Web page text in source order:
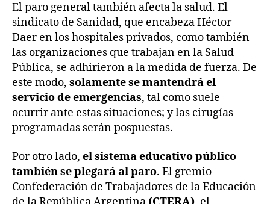
El paro general también afecta la salud. El
sindicato de Sanidad, que encabeza Héctor
Daer en los hospitales privados, como también
las organizaciones que trabajan en la Salud
Pública, se adhirieron a la medida de fuerza. De
este modo, solamente se mantendrá el
servicio de emergencias, tal como suele
ocurrir ante estas situaciones; y las cirugías
programadas serán pospuestas.
Por otro lado, el sistema educativo público
también se plegará al paro. El gremio
Confederación de Trabajadores de la Educación